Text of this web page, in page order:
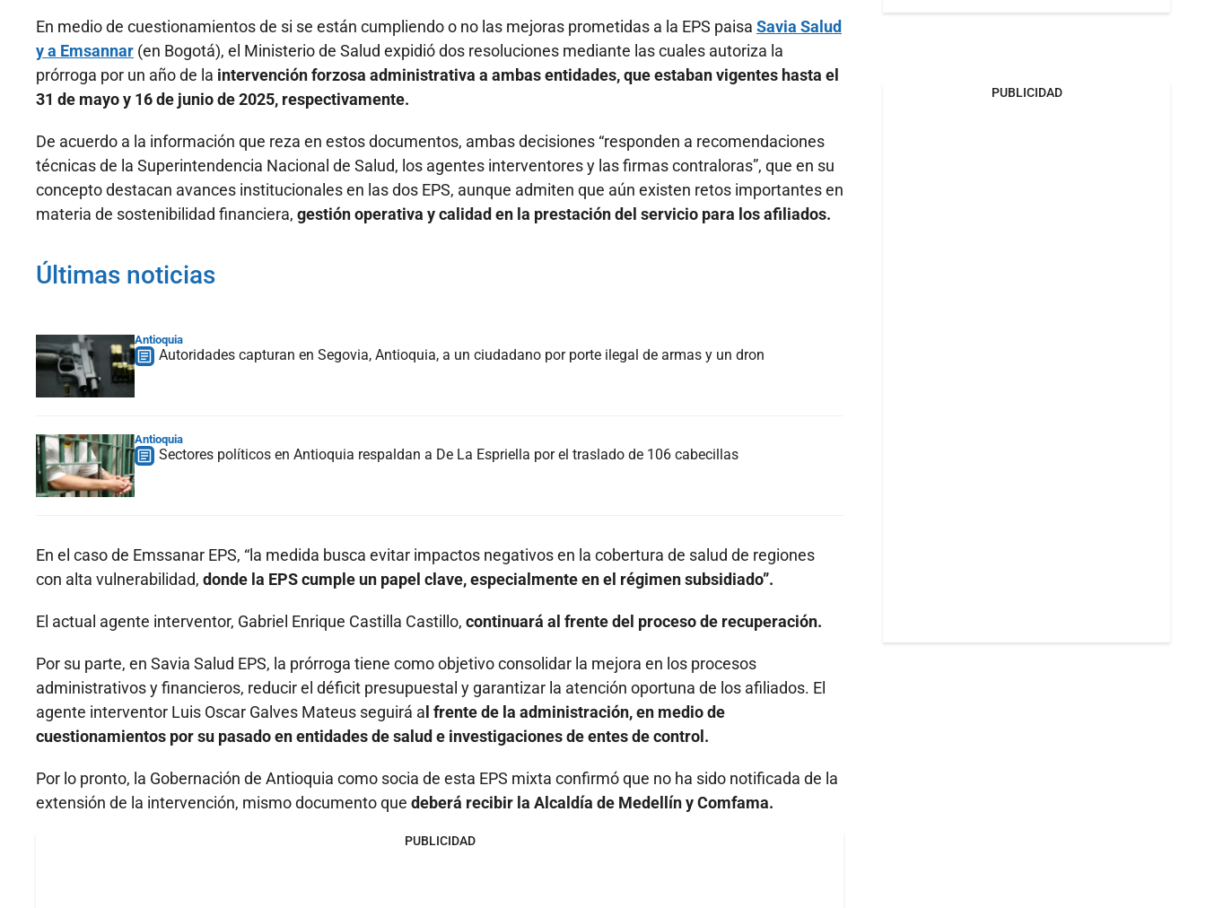
En medio de cuestionamientos de si se están cumpliendo o no las mejoras prometidas a la EPS paisa Savia Salud
y a Emsannar (en Bogotá), el Ministerio de Salud expidió dos resoluciones mediante las cuales autoriza la
prórroga por un año de la intervención forzosa administrativa a ambas entidades, que estaban vigentes hasta el
31 de mayo y 16 de junio de 2025, respectivamente.
De acuerdo a la información que reza en estos documentos, ambas decisiones “responden a recomendaciones
técnicas de la Superintendencia Nacional de Salud, los agentes interventores y las firmas contraloras”, que en su
concepto destacan avances institucionales en las dos EPS, aunque admiten que aún existen retos importantes en
materia de sostenibilidad financiera, gestión operativa y calidad en la prestación del servicio para los afiliados.
Últimas noticias
Antioquia
Autoridades capturan en Segovia, Antioquia, a un ciudadano por porte ilegal de armas y un dron
Antioquia
Sectores políticos en Antioquia respaldan a De La Espriella por el traslado de 106 cabecillas
En el caso de Emssanar EPS, “la medida busca evitar impactos negativos en la cobertura de salud de regiones
con alta vulnerabilidad, donde la EPS cumple un papel clave, especialmente en el régimen subsidiado”.
El actual agente interventor, Gabriel Enrique Castilla Castillo, continuará al frente del proceso de recuperación.
Por su parte, en Savia Salud EPS, la prórroga tiene como objetivo consolidar la mejora en los procesos
administrativos y financieros, reducir el déficit presupuestal y garantizar la atención oportuna de los afiliados. El
agente interventor Luis Oscar Galves Mateus seguirá a l frente de la administración, en medio de
cuestionamientos por su pasado en entidades de salud e investigaciones de entes de control.
Por lo pronto, la Gobernación de Antioquia como socia de esta EPS mixta confirmó que no ha sido notificada de la
extensión de la intervención, mismo documento que deberá recibir la Alcaldía de Medellín y Comfama.
PUBLICIDAD
PUBLICIDAD